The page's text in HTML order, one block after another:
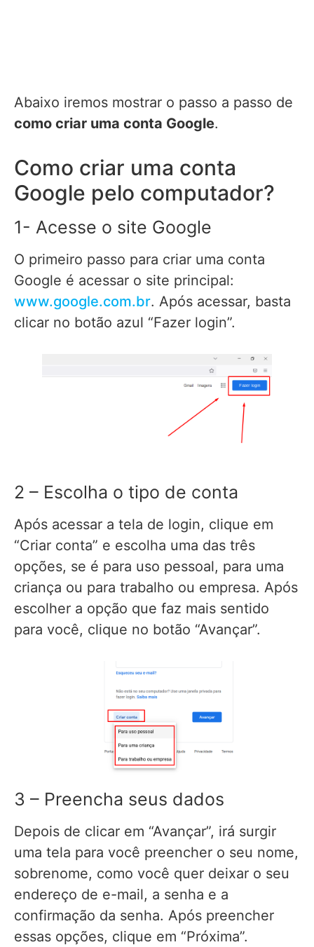
Abaixo iremos mostrar o passo a passo de
como criar uma conta Google.
Como criar uma conta
Google pelo computador?
1- Acesse o site Google
O primeiro passo para criar uma conta
Google é acessar o site principal:
www.google.com.br. Após acessar, basta
clicar no botão azul “Fazer login”.
2 – Escolha o tipo de conta
Após acessar a tela de login, clique em
“Criar conta” e escolha uma das três
opções, se é para uso pessoal, para uma
criança ou para trabalho ou empresa. Após
escolher a opção que faz mais sentido
para você, clique no botão “Avançar”.
3 – Preencha seus dados
Depois de clicar em “Avançar”, irá surgir
uma tela para você preencher o seu nome,
sobrenome, como você quer deixar o seu
endereço de e-mail, a senha e a
confirmação da senha. Após preencher
essas opções, clique em “Próxima”.